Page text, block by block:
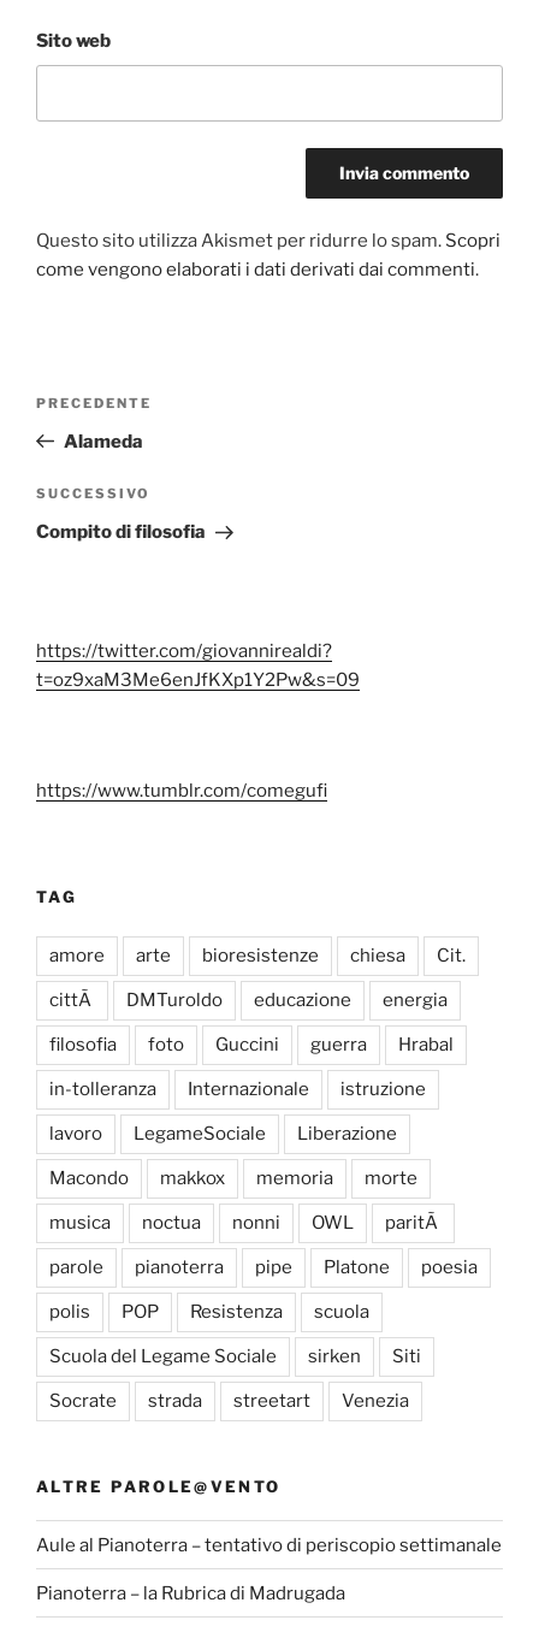
Sito web
Questo sito utilizza Akismet per ridurre lo spam. Scopri
come vengono elaborati i dati derivati dai commenti.
Articolo
precedente:
PRECEDENTE
Alameda
Articolo
successivo
SUCCESSIVO
Compito di filosofia
https://twitter.com/giovannirealdi?
t=oz9xaM3Me6enJfKXp1Y2Pw&s=09
https://www.tumblr.com/comegufi
TAG
amore arte bioresistenze chiesa Cit.
cittÃ DMTuroldo educazione energia
filosofia foto Guccini guerra Hrabal
in-tolleranza Internazionale istruzione
lavoro LegameSociale Liberazione
Macondo makkox memoria morte
musica noctua nonni OWL paritÃ
parole pianoterra pipe Platone poesia
polis POP Resistenza scuola
Scuola del Legame Sociale sirken Siti
Socrate strada streetart Venezia
ALTRE PAROLE@VENTO
Aule al Pianoterra – tentativo di periscopio settimanale
Pianoterra – la Rubrica di Madrugada